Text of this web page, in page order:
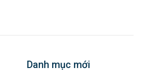
Danh mục mới